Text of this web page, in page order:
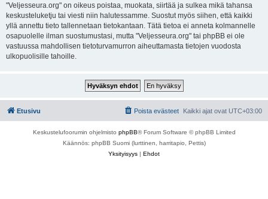
"Veljesseura.org" on oikeus poistaa, muokata, siirtää ja sulkea mikä tahansa
keskusteluketju tai viesti niin halutessamme. Suostut myös siihen, että kaikki
yllä annettu tieto tallennetaan tietokantaan. Tätä tietoa ei anneta kolmannelle
osapuolelle ilman suostumustasi, mutta "Veljesseura.org" tai phpBB ei ole
vastuussa mahdollisen tietoturvamurron aiheuttamasta tietojen vuodosta
ulkopuolisille tahoille.
Etusivu Kaikki ajat ovat UTC+03:00
Poista evästeet
Keskustelufoorumin ohjelmisto phpBB® Forum Software © phpBB Limited
Käännös: phpBB Suomi (lurttinen, harritapio, Pettis)
Yksityisyys | Ehdot